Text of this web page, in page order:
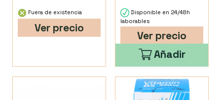
Fuera de existencia
Ver precio
Disponible en 24/48h
laborables
Ver precio
Añadir